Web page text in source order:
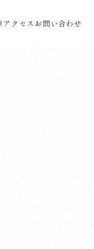
アクセス お問い合わせ